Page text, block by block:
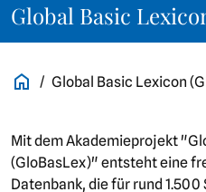
Global Basic
Global Basic Lexicon
Mit dem Akademieprojekt
(GloBasLex)" entsteht eine
Datenbank, die für rund